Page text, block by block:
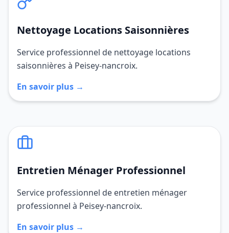
Nettoyage Locations Saisonnières
Service professionnel de nettoyage locations
saisonnières à Peisey-nancroix.
En savoir plus →
Entretien Ménager Professionnel
Service professionnel de entretien ménager
professionnel à Peisey-nancroix.
En savoir plus →